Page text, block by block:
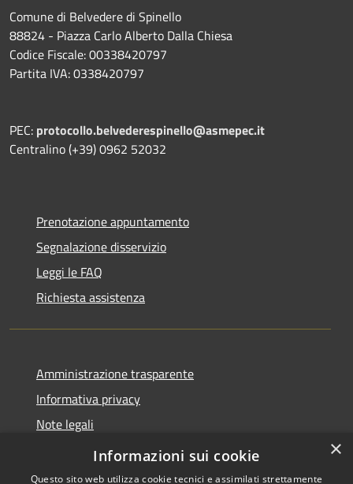
Comune di Belvedere di Spinello
88824 - Piazza Carlo Alberto Dalla Chiesa
Codice Fiscale: 00338420797
Partita IVA: 0338420797
PEC: protocollo.belvederespinello@asmepec.it
Centralino (+39) 0962 52032
Prenotazione appuntamento
Segnalazione disservizio
Leggi le FAQ
Richiesta assistenza
Amministrazione trasparente
Informativa privacy
Note legali
Dichiarazione di accessibilità
×
Informazioni sui cookie
Questo sito web utilizza cookie tecnici e assimilati strettamente